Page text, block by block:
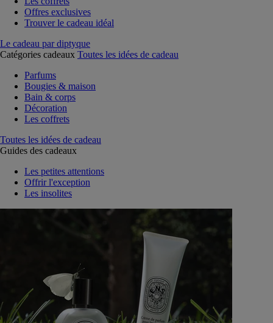
Offres exclusives
Trouver le cadeau idéal
Le cadeau par diptyque
Catégories cadeaux Toutes les idées de cadeau
Parfums
Bougies & maison
Bain & corps
Décoration
Les coffrets
Toutes les idées de cadeau
Guides des cadeaux
Les petites attentions
Offrir l'exception
Les insolites